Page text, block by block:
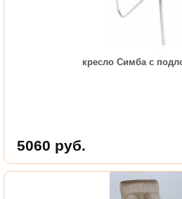
кресло Симба с
5060 руб.